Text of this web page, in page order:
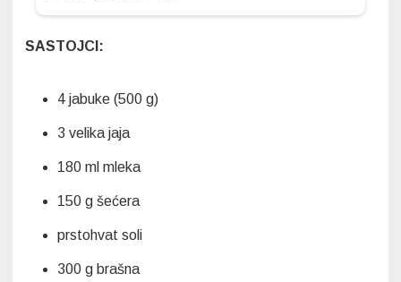
SASTOJCI:
4 jabuke (500 g)
3 velika jaja
180 ml mleka
150 g šećera
prstohvat soli
300 g brašna